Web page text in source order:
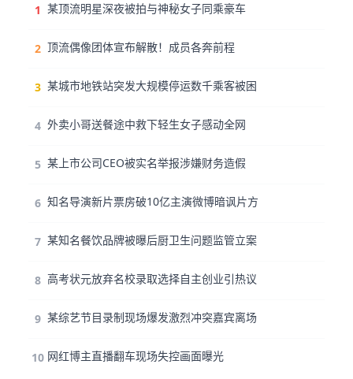
1 某顶流明星深夜被拍与神秘女子同乘豪车
2 顶流偶像团体宣布解散！成员各奔前程
3 某城市地铁站突发大规模停运数千乘客被困
4 外卖小哥送餐途中救下轻生女子感动全网
5 某上市公司CEO被实名举报涉嫌财务造假
6 知名导演新片票房破10亿主演微博暗讽片方
7 某知名餐饮品牌被曝后厨卫生问题监管立案
8 高考状元放弃名校录取选择自主创业引热议
9 某综艺节目录制现场爆发激烈冲突嘉宾离场
10 网红博主直播翻车现场失控画面曝光